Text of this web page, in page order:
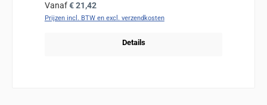
Normale prijs:
Vanaf€ 21,42
Prijzen incl. BTW en excl. verzendkosten
Details